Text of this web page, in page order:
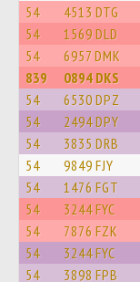
54 4513 DTG
54 1569 DLD
54 6957 DMK
839 0894 DKS
54 6530 DPZ
54 2494 DPY
54 3835 DRB
54 9849 FJY
54 1476 FGT
54 3244 FYC
54 7876 FZK
54 3244 FYC
54 3898 FPB